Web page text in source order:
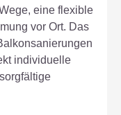
eine flexible
vor Ort. Das
individuelle